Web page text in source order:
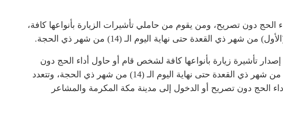
كل من يضبط مؤديا أو محاولا أداء الحج دون تصريح، ومن يقوم من حاملي تأشيرات الزيارة بأنواعها كافة،
القعدة حتى نهاية اليوم الـ (14) من شهر ذي الحجة.
ستفرض على كل من تقدم بطلب إصدار تأشيرة زيارة بأنواعها كافة لشخص قام أو حاول أداء الحج دون
تصريح، أو الدخول إلى مدينة مكة المكرمة والمشاعر المقدسة أو البقاء فيهما بداية من اليوم (الأول) من شهر ذي القعدة حتى نهاية اليوم الـ (14) من شهر ذي الحجة، وتتعدد
الحج دون تصريح أو الدخول إلى مدينة مكة المكرمة والمشاعر